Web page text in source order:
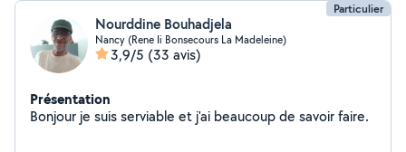
Particulier
Nourddine Bouhadjela
Nancy (Rene Ii Bonsecours La Madeleine)
3,9/5 (33 avis)
Présentation
Bonjour je suis serviable et j'ai beaucoup de savoir faire.